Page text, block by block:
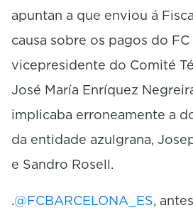
apuntan a que enviou á
causa sobre os pagos do
vicepresidente do Comité
José María Enríquez
implicaba erroneamente a
da entidade azulgrana,
e Sandro Rosell.
.@FCBARCELONA_ES,